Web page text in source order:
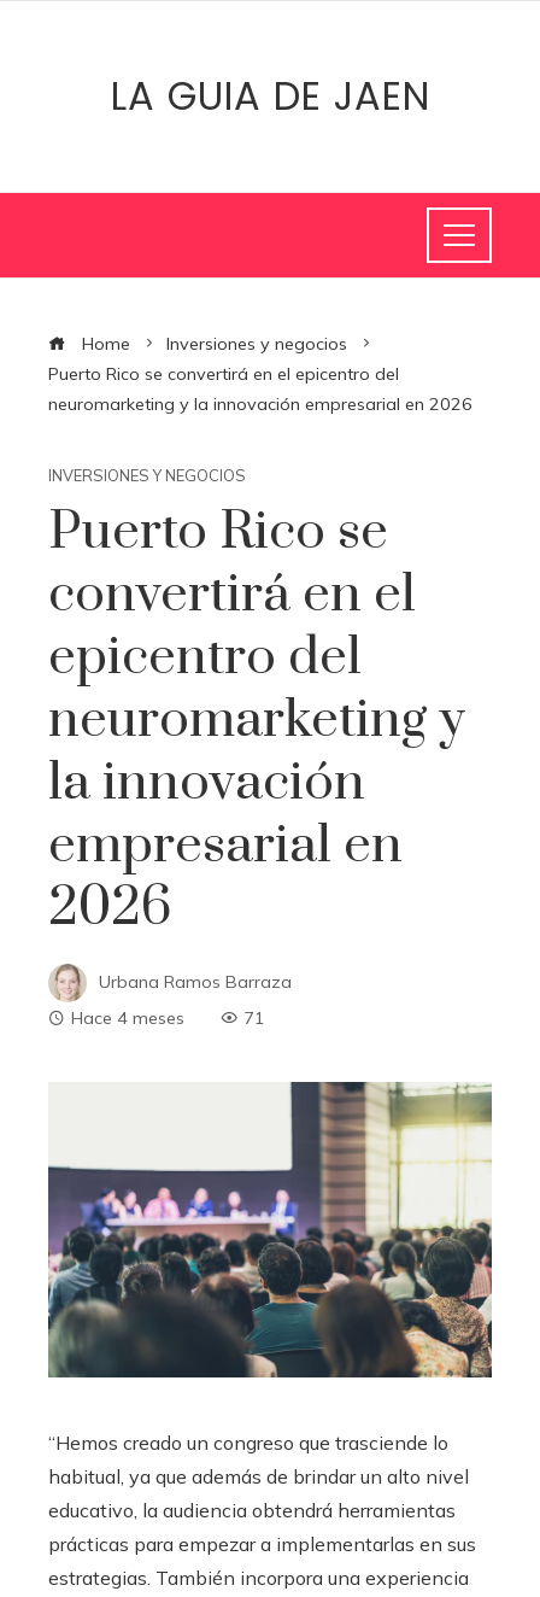
LA GUIA DE JAEN
Home
Inversiones y negocios
Puerto Rico se convertirá en el epicentro del
neuromarketing y la innovación empresarial en 2026
INVERSIONES Y NEGOCIOS
Puerto Rico se
convertirá en el
epicentro del
neuromarketing y
la innovación
empresarial en
2026
Urbana Ramos Barraza
Hace 4 meses
71
“Hemos creado un congreso que trasciende lo
habitual, ya que además de brindar un alto nivel
educativo, la audiencia obtendrá herramientas
prácticas para empezar a implementarlas en sus
estrategias. También incorpora una experiencia